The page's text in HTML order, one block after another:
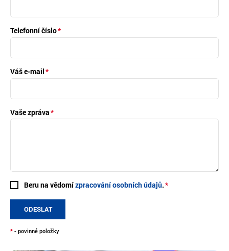
Telefonní číslo
Váš e-mail
Vaše zpráva
Beru na vědomízpracování osobních údajů.
ODESLAT
* - povinné položky